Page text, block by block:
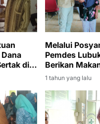
di
Melalui
Pemdes
Berikan
Tambahan
1 tahun yang lalu